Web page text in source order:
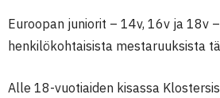
Euroopan juniorit – 14v, 16v ja 18v
henkilökohtaisista mestaruuksista
Alle 18-vuotiaiden kisassa